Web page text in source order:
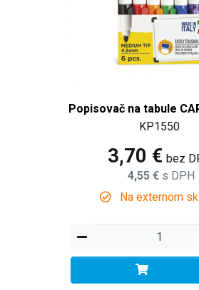
Popisovač na tabule
KP1550
3,70 € bez
4,55 € s DPH
Na externom